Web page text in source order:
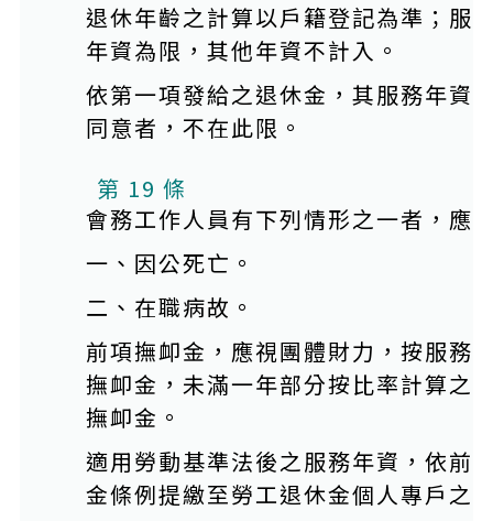
退休年齡之計算以戶籍登記為準；服
年資為限，其他年資不計入。
依第一項發給之退休金，其服務年資
同意者，不在此限。
第 19 條
會務工作人員有下列情形之一者，應
一、因公死亡。
二、在職病故。
前項撫卹金，應視團體財力，按服務
撫卹金，未滿一年部分按比率計算之
撫卹金。
適用勞動基準法後之服務年資，依前
金條例提繳至勞工退休金個人專戶之